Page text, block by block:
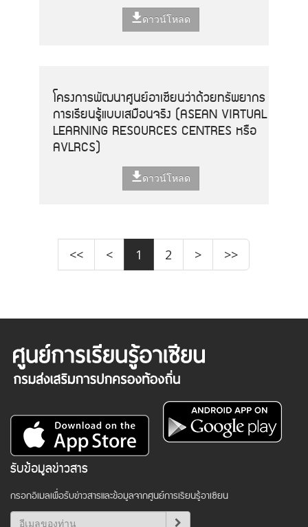
ดาวน์โหลด
โครงการพัฒนาศูนย์อาเซียนว่าด้วยทรัพยากร
การเรียนรู้แบบเสมือนจริง (ASEAN VIRTUAL
LEARNING RESOURCES CENTRES หรือ
AVLRCS)
ดาวน์โหลด
<< < 1 2 > >>
รับข้อมูลข่าวสาร
กรอกอีเมลเพื่อรับข่าวสารและข้อมูลจากศูนย์การเรียนรู้อาเซียน